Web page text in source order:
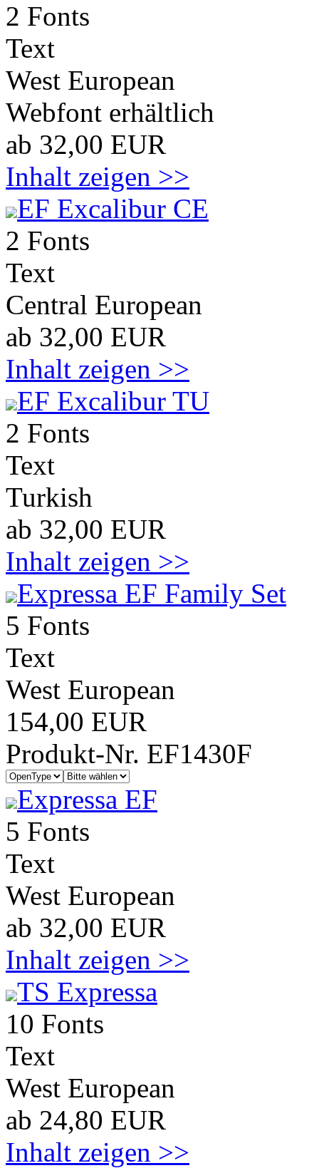
2 Fonts
Text
West European
Webfont erhältlich
ab 32,00 EUR
Inhalt zeigen >>
EF Excalibur CE
2 Fonts
Text
Central European
ab 32,00 EUR
Inhalt zeigen >>
EF Excalibur TU
2 Fonts
Text
Turkish
ab 32,00 EUR
Inhalt zeigen >>
Expressa EF Family Set
5 Fonts
Text
West European
154,00 EUR
Produkt-Nr. EF1430F
Expressa EF
5 Fonts
Text
West European
ab 32,00 EUR
Inhalt zeigen >>
TS Expressa
10 Fonts
Text
West European
ab 24,80 EUR
Inhalt zeigen >>